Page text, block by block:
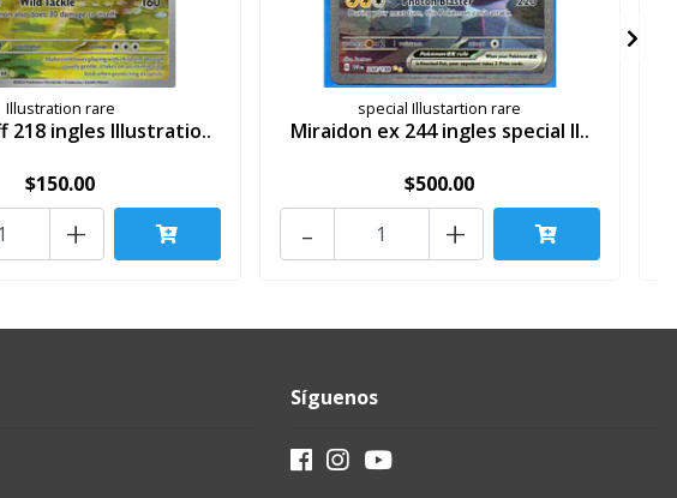
Illustration rare
218 ingles Illustratio..
$150.00
+
special Illustartion rare
Miraidon ex 244 ingles special Il..
$500.00
+
-
Síguenos